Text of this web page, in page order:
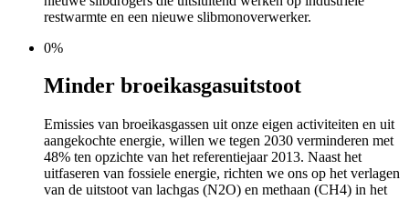
restwarmte en een nieuwe slibmonoverwerker.
0%
Minder broeikasgasuitstoot
Emissies van broeikasgassen uit onze eigen activiteiten en uit
aangekochte energie, willen we tegen 2030 verminderen met
48% ten opzichte van het referentiejaar 2013. Naast het
uitfaseren van fossiele energie, richten we ons op het verlagen
van de uitstoot van lachgas (N2O) en methaan (CH4) in het